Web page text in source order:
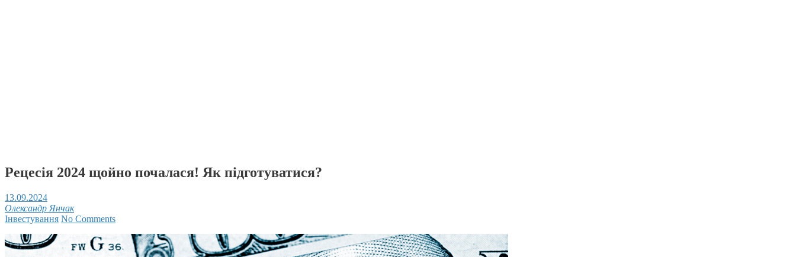
Рецесія 2024 щойно почалася! Як підготуватися?
13.09.2024
Олександр Янчак
Інвестування No Comments